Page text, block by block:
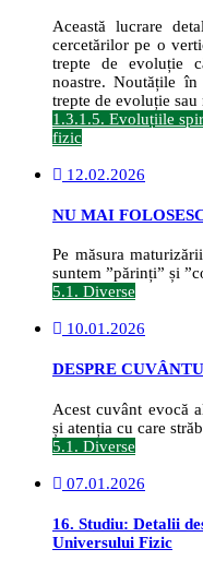
Această lucrare
cercetărilor pe o
trepte de evoluție
noastre. Noutățile
trepte de evoluție
1.3.1.5. Evoluțiile
fizic
12.02.2026
NU MAI
Pe măsura
suntem ”părinți” și
5.1. Diverse
10.01.2026
DESPRE
Acest cuvânt evocă
și atenția cu care
5.1. Diverse
07.01.2026
16. Studiu: Detalii
Universului Fizic